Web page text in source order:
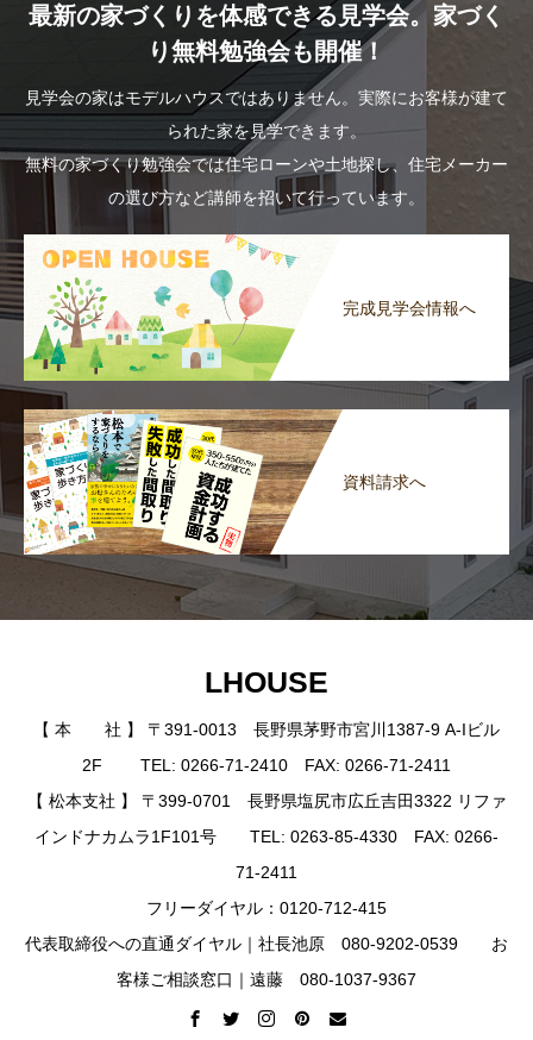
最新の家づくりを体感できる見学会。家づく
り無料勉強会も開催！
見学会の家はモデルハウスではありません。実際にお客様が建て
られた家を見学できます。
無料の家づくり勉強会では住宅ローンや土地探し、住宅メーカー
の選び方など講師を招いて行っています。
完成見学会情報へ
資料請求へ
LHOUSE
【 本 社 】 〒391-0013 長野県茅野市宮川1387-9 A-Iビル
2F TEL: 0266-71-2410 FAX: 0266-71-2411
【 松本支社 】 〒399-0701 長野県塩尻市広丘吉田3322 リファ
インドナカムラ1F101号 TEL: 0263-85-4330 FAX: 0266-
71-2411
フリーダイヤル：0120-712-415
代表取締役への直通ダイヤル｜社長池原 080-9202-0539 お
客様ご相談窓口｜遠藤 080-1037-9367